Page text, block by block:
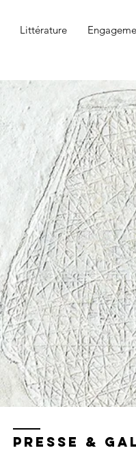
Littérature
PRESSE &